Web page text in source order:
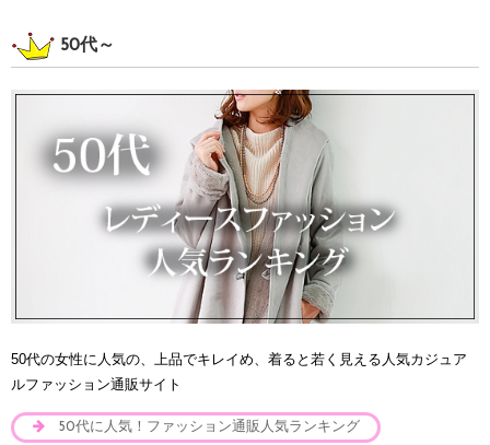
50代～
50代の女性に人気の、上品でキレイめ、着ると若く見える人気カジュア
ルファッション通販サイト
50代に人気！ファッション通販人気ランキング